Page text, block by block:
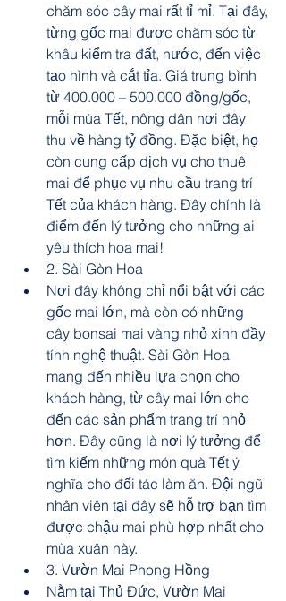
chăm sóc cây mai rất tỉ mỉ. Tại đây,
từng gốc mai được chăm sóc từ
khâu kiểm tra đất, nước, đến việc
tạo hình và cắt tỉa. Giá trung bình
từ 400.000 – 500.000 đồng/gốc,
mỗi mùa Tết, nông dân nơi đây
thu về hàng tỷ đồng. Đặc biệt, họ
còn cung cấp dịch vụ cho thuê
mai để phục vụ nhu cầu trang trí
Tết của khách hàng. Đây chính là
điểm đến lý tưởng cho những ai
yêu thích hoa mai!
2. Sài Gòn Hoa
Nơi đây không chỉ nổi bật với các
gốc mai lớn, mà còn có những
cây bonsai mai vàng nhỏ xinh đầy
tính nghệ thuật. Sài Gòn Hoa
mang đến nhiều lựa chọn cho
khách hàng, từ cây mai lớn cho
đến các sản phẩm trang trí nhỏ
hơn. Đây cũng là nơi lý tưởng để
tìm kiếm những món quà Tết ý
nghĩa cho đối tác làm ăn. Đội ngũ
nhân viên tại đây sẽ hỗ trợ bạn tìm
được chậu mai phù hợp nhất cho
mùa xuân này.
3. Vườn Mai Phong Hồng
Nằm tại Thủ Đức, Vườn Mai